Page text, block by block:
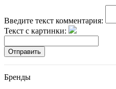
Введите текст комментария:
Текст с картинки:
Отправить
Бренды